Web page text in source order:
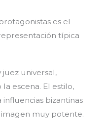
es el
típica
universal,
escena. El estilo,
bizantinas
muy potente.